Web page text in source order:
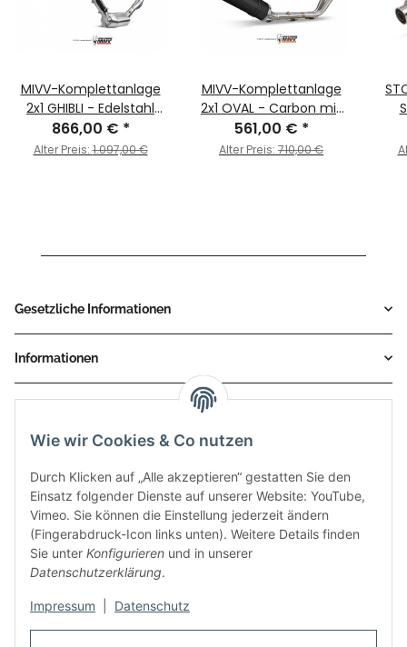
Wie wir Cookies & Co nutzen
Durch Klicken auf „Alle akzeptieren“ gestatten Sie den
Einsatz folgender Dienste auf unserer Website: YouTube,
Vimeo. Sie können die Einstellung jederzeit ändern
(Fingerabdruck-Icon links unten). Weitere Details finden
Sie unter Konfigurieren und in unserer
Datenschutzerklärung.
Impressum Datenschutz
MIVV-Komplettanlage
2x1 GHIBLI - Edelstahl
Schwarz für YAMAHA -
XSR 700 BJ. 2016 > 2020
866,00 € *
Alter Preis:1.097,00 €
MIVV-Komplettanlage
2x1 OVAL - Carbon mit
Carbon Endkappe für
YAMAHA - XSR 700 BJ.
561,00 € *
Alter Preis: 710,00 €
Gesetzliche Informationen
Informationen